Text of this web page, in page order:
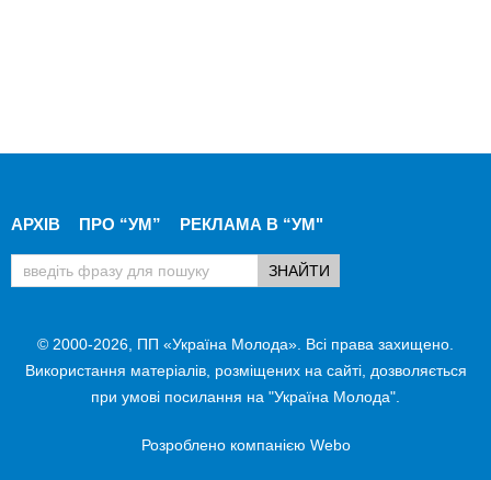
АРХІВ ПРО “УМ” РЕКЛАМА В “УМ"
© 2000-2026, ПП «Україна Молода». Всі права захищено.
Використання матеріалів, розміщених на сайті, дозволяється
при умові посилання на "Україна Молода".
Розроблено компанією Webo